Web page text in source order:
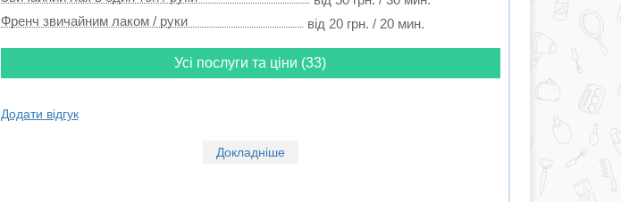
Френч звичайним лаком / руки
від 20 грн. / 20 мин.
Усі послуги та ціни (33)
Додати відгук
Докладніше